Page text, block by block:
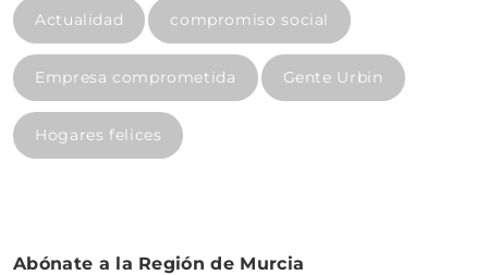
Actualidad compromiso social
Empresa comprometida Gente Urbin
Hogares felices
Abónate a la Región de Murcia